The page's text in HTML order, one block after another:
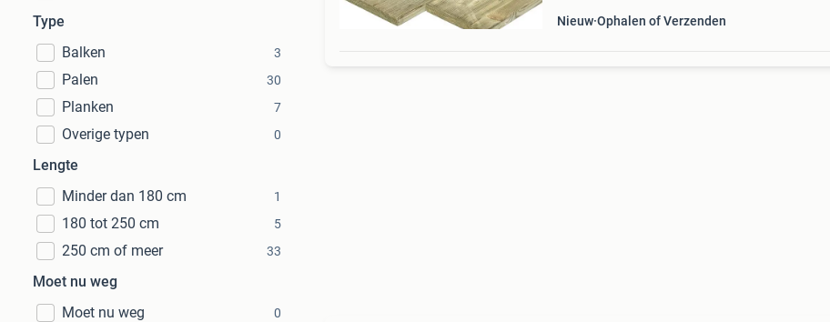
Type
Balken
3
Palen 30
Planken 7
Overige typen 0
Lengte
Minder dan 180 cm
1
180 tot 250 cm 5
250 cm of meer 33
Moet nu weg
Moet nu weg
0
Nieuw Ophalen of Verzenden